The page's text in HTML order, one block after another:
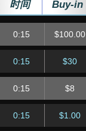
10:05 $44.00
10:05 $4.40
12:15 $8.80
7:45 $100.00
7:45 $30
8:45 $50.00
8:45 $10.00
8:45 $2.00
时间 Buy-in
0:15 $100.00
0:15 $30
0:15 $8
0:15 $1.00